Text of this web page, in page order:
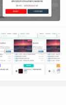
1-
wp-
1-